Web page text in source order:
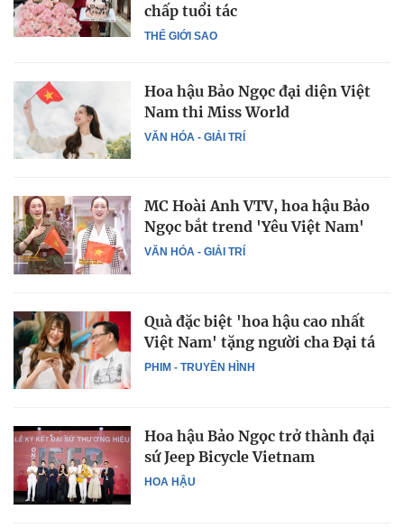
THẾ GIỚI SAO
chấp tuổi tác
VĂN HÓA - GIẢI TRÍ
Hoa hậu Bảo Ngọc đại diện Việt
Nam thi Miss World
VĂN HÓA - GIẢI TRÍ
MC Hoài Anh VTV, hoa hậu Bảo
Ngọc bắt trend 'Yêu Việt Nam'
PHIM - TRUYỀN HÌNH
Quà đặc biệt 'hoa hậu cao nhất
Việt Nam' tặng người cha Đại tá
HOA HẬU
Hoa hậu Bảo Ngọc trở thành đại
sứ Jeep Bicycle Vietnam